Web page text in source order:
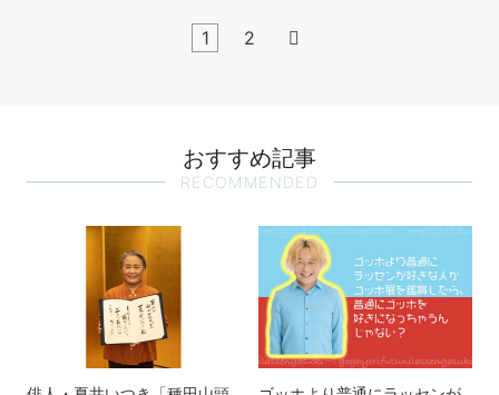
1 2 
おすすめ記事
RECOMMENDED